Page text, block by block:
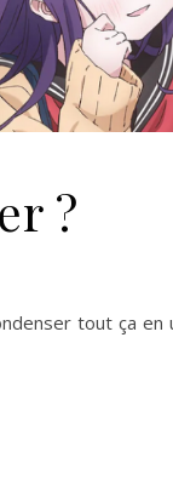
?
tout ça en